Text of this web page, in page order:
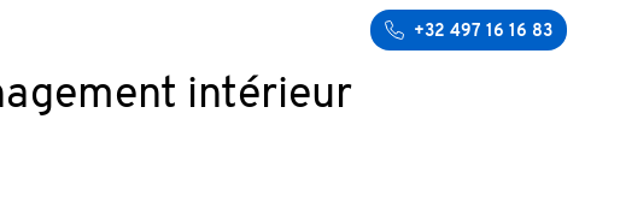
+32 497 16 16 83
intérieur